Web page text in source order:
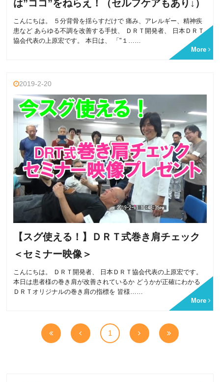
は”ココ”をねらえ！（セルフケアもあり↓）
こんにちは。 ５分背骨を揺らすだけで 痛み、アレルギー、精神疾
患など あらゆる不調を改善する手技、 ＤＲＴ開発者、 日本ＤＲＴ
協会代表の上原宏です。 本日は、 「"１……
More
2019-2-20
【スグ使える！】ＤＲＴ式巻き肩チェック
＜セミナー映像＞
こんにちは。 ＤＲＴ開発者、 日本ＤＲＴ協会代表の上原宏です。
本日は患者様の巻き肩が改善されているか どうかが正確にわかる
ＤＲＴオリジナルの巻き肩の指標を 皆様……
More
1